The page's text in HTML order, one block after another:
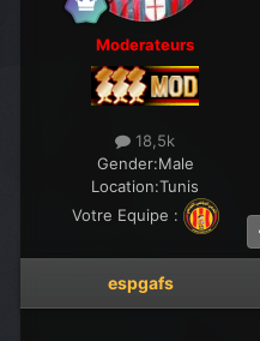
Moderateurs
18,5k
Gender:Male
Location:Tunis
Votre Equipe :
espgafs